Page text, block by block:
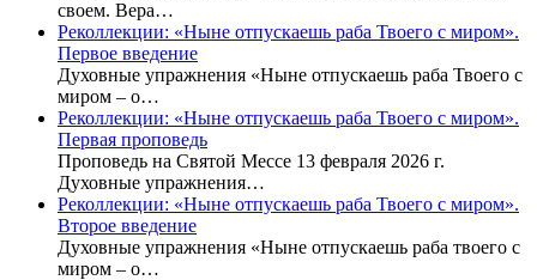
своем. Вера…
Реколлекции: «Ныне отпускаешь раба Твоего с миром».
Первое введение
Духовные упражнения «Ныне отпускаешь раба Твоего с
миром – о…
Реколлекции: «Ныне отпускаешь раба Твоего с миром».
Первая проповедь
Проповедь на Святой Мессе 13 февраля 2026 г.
Духовные упражнения…
Реколлекции: «Ныне отпускаешь раба Твоего с миром».
Второе введение
Духовные упражнения «Ныне отпускаешь раба твоего с
миром – о…